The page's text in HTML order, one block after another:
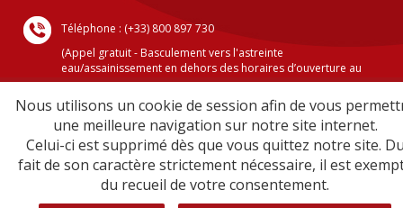
Téléphone : (+33) 800 897 730
(Appel gratuit - Basculement vers l'astreinte
eau/assainissement en dehors des horaires d’ouverture au
public )
Crédits
Mentions légales
Plan du site
Nous utilisons un cookie de session afin de vous
une meilleure navigation sur notre site internet.
Celui-ci est supprimé dès que vous quittez notre site.
fait de son caractère strictement nécessaire, il est
du recueil de votre consentement.